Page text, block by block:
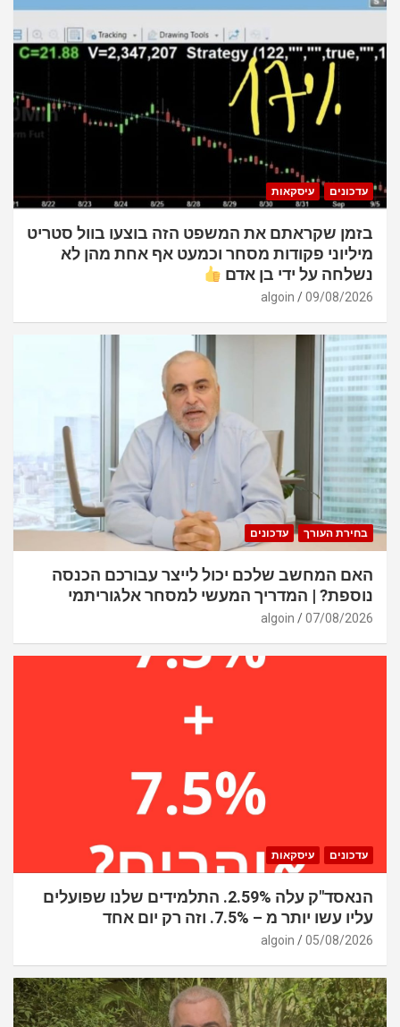
עדכונים עיסקאות
בזמן שקראתם את המשפט הזה בוצעו בוול סטריט
מיליוני פקודות מסחר וכמעט אף אחת מהן לא
נשלחה על ידי בן אדם
09/08/2026
algoin
בחירת העורך עדכונים
האם המחשב שלכם יכול לייצר עבורכם הכנסה
נוספת? | המדריך המעשי למסחר אלגוריתמי
07/08/2026
algoin
עדכונים עיסקאות
הנאסד"ק עלה 2.59%. התלמידים שלנו שפועלים
עליו עשו יותר מ – 7.5%. וזה רק יום אחד
05/08/2026
algoin